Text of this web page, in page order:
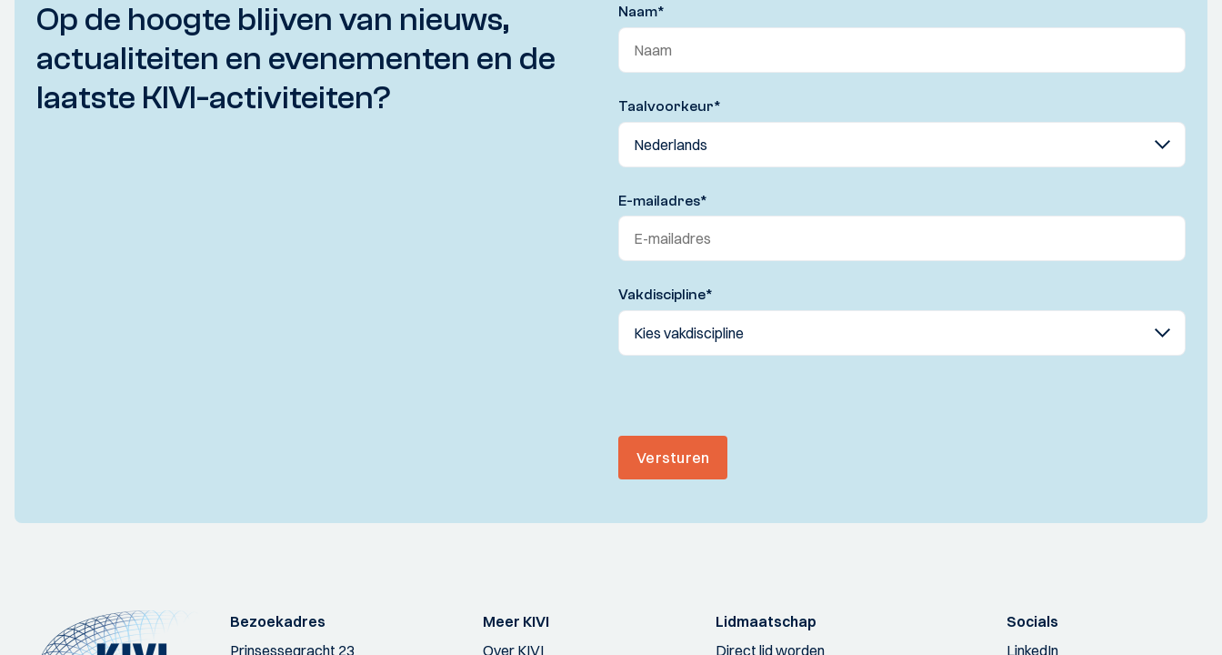
Op de hoogte blijven van nieuws,
actualiteiten en evenementen en de
laatste KIVI-activiteiten?
Naam*
Taalvoorkeur*
E-mailadres*
Vakdiscipline*
Versturen
Bezoekadres
Prinsessegracht 23
Meer KIVI
Over KIVI
Lidmaatschap
Direct lid worden
Socials
LinkedIn